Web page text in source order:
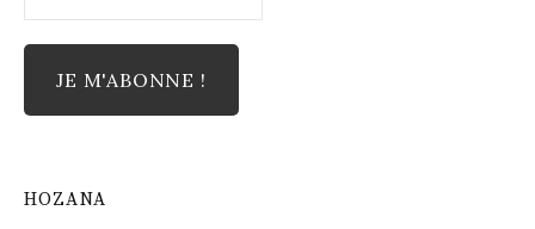
HOZANA